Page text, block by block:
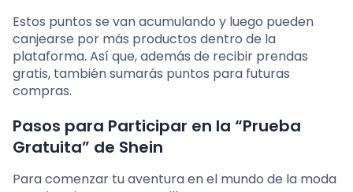
Estos puntos se van acumulando y luego pueden
canjearse por más productos dentro de la
plataforma. Así que, además de recibir prendas
gratis, también sumarás puntos para futuras
compras.
Pasos para Participar en la “Prueba
Gratuita” de Shein
Para comenzar tu aventura en el mundo de la moda